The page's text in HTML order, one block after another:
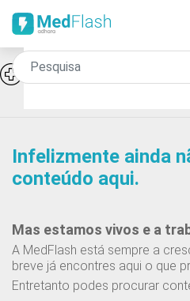
o
Icon Síndromes de falência
Aplasia pura da série
Infelizmente ainda
conteúdo aqui.
Mas estamos vivos e a
A MedFlash está sempre a
breve já encontres aqui o que
Entretanto podes procurar